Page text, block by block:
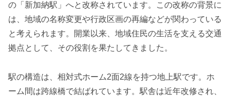
の「新加納駅」へと改称されています。この改称の背景に
は、地域の名称変更や行政区画の再編などが関わっている
と考えられます。開業以来、地域住民の生活を支える交通
拠点として、その役割を果たしてきました。
駅の構造は、相対式ホーム2面2線を持つ地上駅です。ホ
ーム間は跨線橋で結ばれています。駅舎は近年改修され、